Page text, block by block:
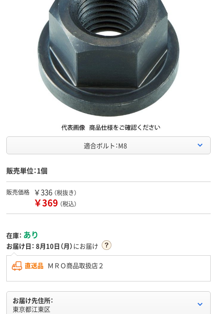
適合ボルト：M8
販売単位：1個
販売価格 ￥336 （税抜き）
￥369 （税込）
在庫： あり
お届け日： 8月10日（月）にお届け
直送品 ＭＲＯ商品取扱店２
お届け先住所：
東京都江東区